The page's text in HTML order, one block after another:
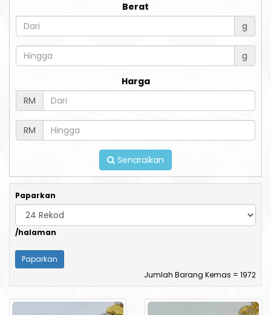
Berat
g
g
Harga
RM
RM
Senaraikan
Paparkan
/halaman
Jumlah Barang Kemas = 1972